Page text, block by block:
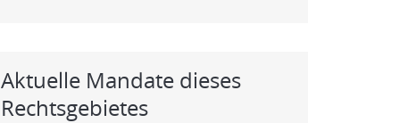
Aktuelle Mandate dieses
Rechtsgebietes